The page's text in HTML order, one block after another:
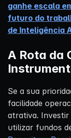
ganhe escala
futuro do
de Inteligência
A Rota da
Se a sua
facilidade
atrativa. Investir
utilizar fundos